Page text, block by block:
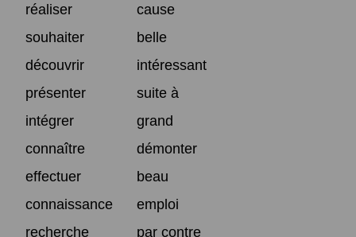
réaliser
cause
souhaiter
belle
découvrir
intéressant
présenter
suite à
intégrer
grand
connaître
démonter
effectuer
beau
connaissance
emploi
recherche
par contre